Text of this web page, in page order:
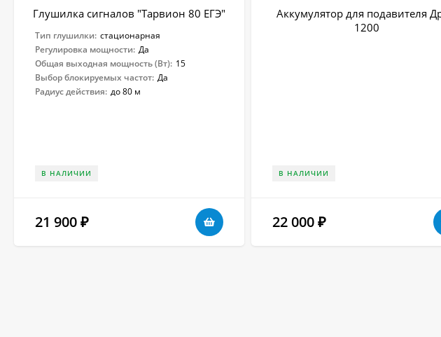
Глушилка сигналов "Тарвион ​80 ЕГЭ"
Тип глушилки: стационарная
Регулировка мощности: Да
Общая выходная мощность (Вт): 15
Выбор блокируемых частот: Да
Радиус действия: до 80 м
В НАЛИЧИИ
21 900 ₽
Аккумулятор для подавителя
1200
В НАЛИЧИИ
22 000₽